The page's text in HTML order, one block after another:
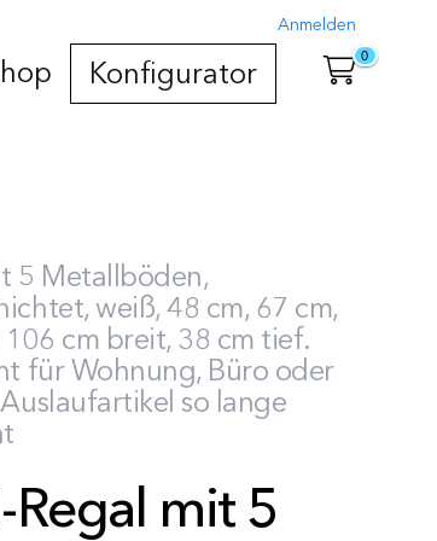
Anmelden
0
Konfigurator
5 Metallböden,
weiß, 48 cm, 67 cm,
cm breit, 38 cm tief.
für Wohnung, Büro oder
so lange
mit 5